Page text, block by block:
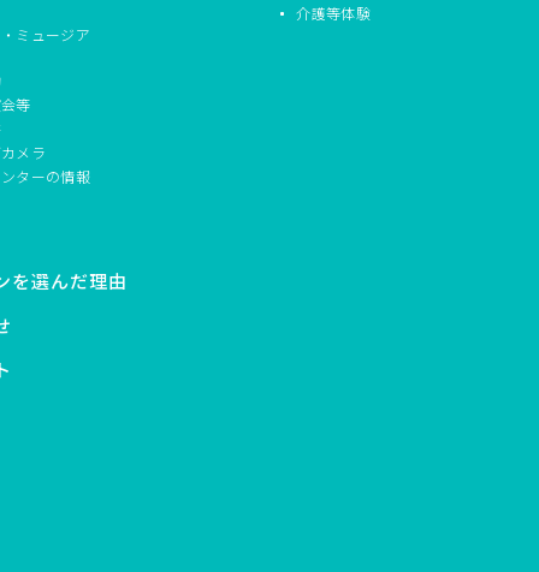
ミュージア
等
メラ
ターの情報
介護等体験
を選んだ理由